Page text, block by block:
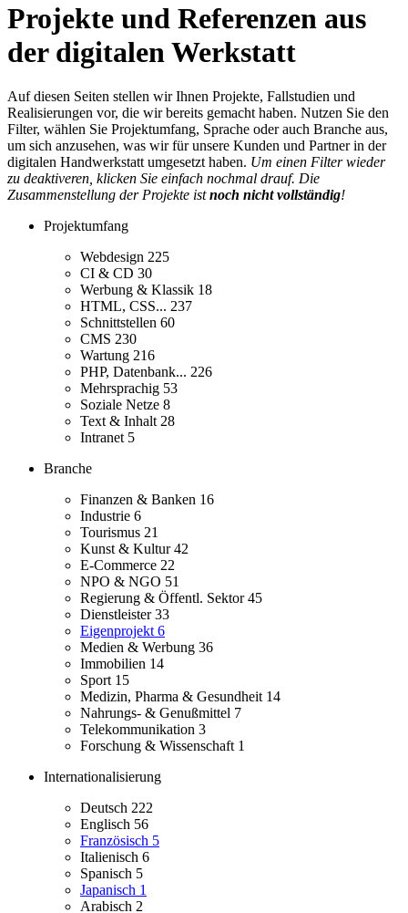
Projekte und Referenzen aus
der digitalen Werkstatt
Auf diesen Seiten stellen wir Ihnen Projekte, Fallstudien und
Realisierungen vor, die wir bereits gemacht haben. Nutzen Sie den
Filter, wählen Sie Projektumfang, Sprache oder auch Branche aus,
um sich anzusehen, was wir für unsere Kunden und Partner in der
digitalen Handwerkstatt umgesetzt haben. Um einen Filter wieder
zu deaktiveren, klicken Sie einfach nochmal drauf. Die
Zusammenstellung der Projekte istnoch nicht vollständig!
Projektumfang
Webdesign 225
CI & CD 30
Werbung & Klassik 18
HTML, CSS... 237
Schnittstellen 60
CMS 230
Wartung 216
PHP, Datenbank... 226
Mehrsprachig 53
Soziale Netze 8
Text & Inhalt 28
Intranet 5
Branche
Finanzen & Banken 16
Industrie 6
Tourismus 21
Kunst & Kultur42
E-Commerce 22
NPO & NGO 51
Regierung & Öffentl. Sektor45
Dienstleister33
Eigenprojekt 6
Medien & Werbung 36
Immobilien 14
Sport 15
Medizin, Pharma & Gesundheit 14
Nahrungs- & Genußmittel 7
Telekommunikation 3
Forschung & Wissenschaft 1
Internationalisierung
Deutsch 222
Englisch 56
Französisch 5
Italienisch 6
Spanisch 5
Japanisch 1
Arabisch 2